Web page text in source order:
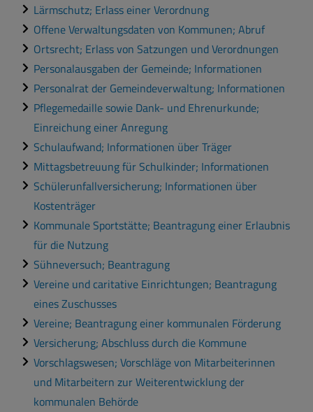
Lärmschutz; Erlass einer Verordnung
Offene Verwaltungsdaten von Kommunen; Abruf
Ortsrecht; Erlass von Satzungen und Verordnungen
Personalausgaben der Gemeinde; Informationen
Personalrat der Gemeindeverwaltung; Informationen
Pflegemedaille sowie Dank- und Ehrenurkunde;
Einreichung einer Anregung
Schulaufwand; Informationen über Träger
Mittagsbetreuung für Schulkinder; Informationen
Schülerunfallversicherung; Informationen über
Kostenträger
Kommunale Sportstätte; Beantragung einer Erlaubnis
für die Nutzung
Sühneversuch; Beantragung
Vereine und caritative Einrichtungen; Beantragung
eines Zuschusses
Vereine; Beantragung einer kommunalen Förderung
Versicherung; Abschluss durch die Kommune
Vorschlagswesen; Vorschläge von Mitarbeiterinnen
und Mitarbeitern zur Weiterentwicklung der
kommunalen Behörde